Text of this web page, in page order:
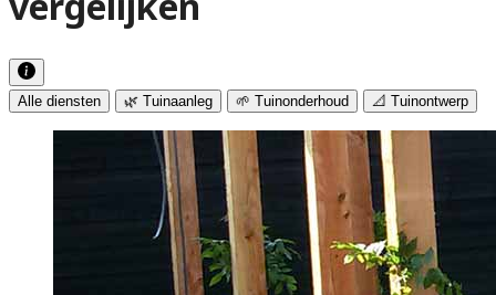
Alle diensten 🌿 Tuinaanleg 🌱 Tuinonderhoud 📐 Tuinontwerp